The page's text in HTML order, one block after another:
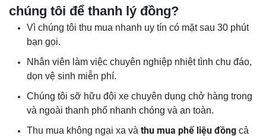
chúng tôi để thanh lý đồng?
Vì chúng tôi thu mua nhanh uy tín có mặt sau 30 phút
bạn gọi.
Nhân viên làm việc chuyên nghiệp nhiệt tình chu đáo,
dọn vệ sinh miễn phí.
Chúng tôi sỡ hữu đội xe chuyên dụng chở hàng trong
và ngoài thanh phố nhanh chóng và an toàn.
Thu mua không ngại xa và thu mua phế liệu đồng cả